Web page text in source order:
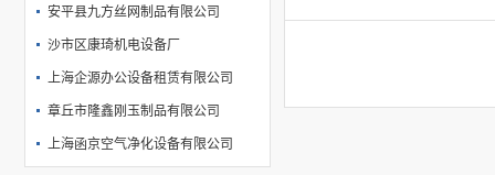
安平县九方丝网制品有限公司
沙市区康琦机电设备厂
上海企源办公设备租赁有限公司
章丘市隆鑫刚玉制品有限公司
上海函京空气净化设备有限公司